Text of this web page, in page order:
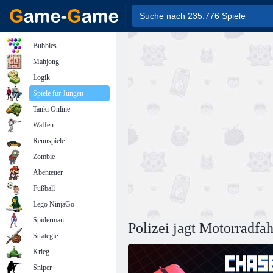
Polizei jagt
Bubbles
Mahjong
Logik
Spiele für Jungen
Tanki Online
Waffen
Rennspiele
Zombie
Abenteuer
Fußball
Lego NinjaGo
Spiderman
Strategie
Krieg
Sniper